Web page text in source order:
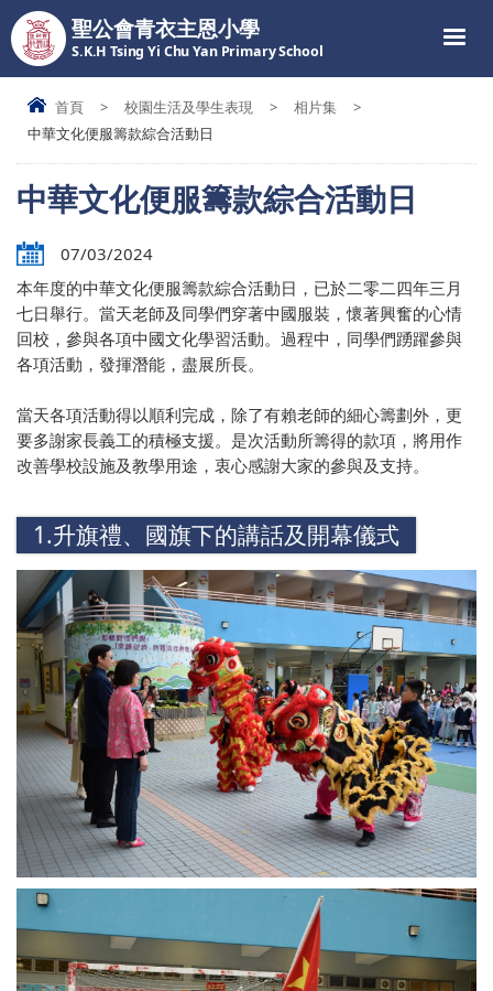
聖公會青衣主恩小學
S.K.H Tsing Yi Chu Yan Primary School
首頁 > 校園生活及學生表現 > 相片集
>
中華文化便服籌款綜合活動日
中華文化便服籌款綜合活動日
07/03/2024
本年度的中華文化便服籌款綜合活動日，已於二零二四年三月
七日舉行。當天老師及同學們穿著中國服裝，懷著興奮的心情
回校，參與各項中國文化學習活動。過程中，同學們踴躍參與
各項活動，發揮潛能，盡展所長。
當天各項活動得以順利完成，除了有賴老師的細心籌劃外，更
要多謝家長義工的積極支援。是次活動所籌得的款項，將用作
改善學校設施及教學用途，衷心感謝大家的參與及支持。
1.升旗禮、國旗下的講話及開幕儀式